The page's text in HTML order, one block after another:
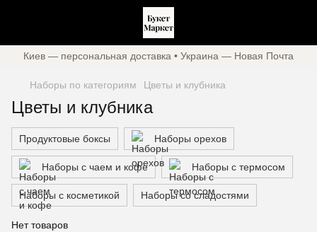
Киев — персональная доставка • Украина — Новая Почта
Наборы по категориям Цветы и клубника
Цветы и клубника
Продуктовые боксы Наборы орехов
Наборы с чаем и кофе Наборы с термосом
Наборы с косметикой Наборы со сладостями
Нет товаров